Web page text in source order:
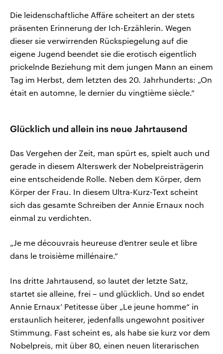
Die leidenschaftliche Affäre scheitert an der stets
präsenten Erinnerung der Ich-Erzählerin. Wegen
dieser sie verwirrenden Rückspiegelung auf die
eigene Jugend beendet sie die erotisch eigentlich
prickelnde Beziehung mit dem jungen Mann an einem
Tag im Herbst, dem letzten des 20. Jahrhunderts: „On
était en automne, le dernier du vingtième siècle.“
Glücklich und allein ins neue Jahrtausend
Das Vergehen der Zeit, man spürt es, spielt auch und
gerade in diesem Alterswerk der Nobelpreisträgerin
eine entscheidende Rolle. Neben dem Körper, dem
Körper der Frau. In diesem Ultra-Kurz-Text scheint
sich das gesamte Schreiben der Annie Ernaux noch
einmal zu verdichten.
„Je me découvrais heureuse d’entrer seule et libre
dans le troisième millénaire.“
Ins dritte Jahrtausend, so lautet der letzte Satz,
startet sie alleine, frei – und glücklich. Und so endet
Annie Ernaux’ Petitesse über „Le jeune homme“ in
erstaunlich heiterer, jedenfalls ungewohnt positiver
Stimmung. Fast scheint es, als habe sie kurz vor dem
Nobelpreis, mit über 80, einen neuen literarischen